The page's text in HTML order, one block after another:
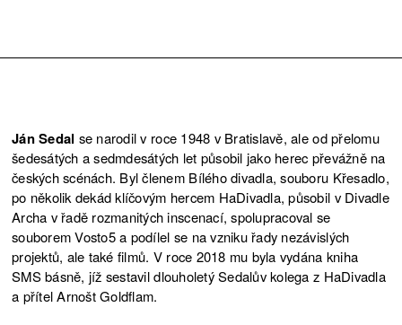
Ján Sedal se narodil v roce 1948 v Bratislavě, ale od přelomu
šedesátých a sedmdesátých let působil jako herec převážně na
českých scénách. Byl členem Bílého divadla, souboru Křesadlo,
po několik dekád klíčovým hercem HaDivadla, působil v Divadle
Archa v řadě rozmanitých inscenací, spolupracoval se
souborem Vosto5 a podílel se na vzniku řady nezávislých
projektů, ale také filmů. V roce 2018 mu byla vydána kniha
SMS básně, jíž sestavil dlouholetý Sedalův kolega z HaDivadla
a přítel Arnošt Goldflam.